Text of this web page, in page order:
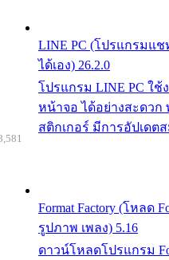
LINE PC (โปรแกรมแ
ได้เอง) 26.2.0
โปรแกรม LINE PC ใ
หน้าจอ ได้อย่างสะดวก
สติกเกอร์ มีการอัปเดต
Format Factory (โหลด
รูปภาพ เพลง) 5.16
ดาวน์โหลดโปรแกรม